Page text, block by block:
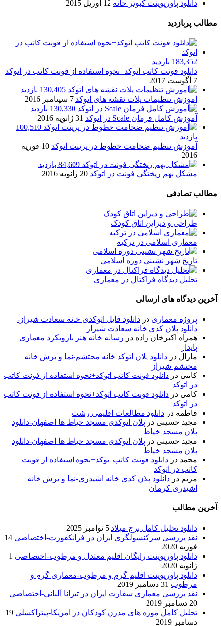
دانلود پاورپوینت کبوتر خانه 12 آوریل 2015
مطالب پربازدید
183,352 بازدید
دانلود فونت کاتب اتوکد+نحوه استفاده از فونت کاتب در اتوکد
7 آگوست 2017
130,405 بازدید
اموزش تنظیمات پلات نقشه های اتوکد 7 سپتامبر 2016
130,330 بازدید
آموزش کامل فرمان Scale در اتوکد
31 ژانویه 2016
100,510
بازدید
آموزش تنظیم ضخامت خطوط در پرینت اتوکد
10 فوریه
2016
84,609 بازدید
مشکل بهم ریختگی فونت در اتوکد 20 ژانویه 2016
مطالب تصادفی
طراحی و دیزاین اتاق کودک
معماری اسلامی در ترکیه
تاریخ شهر نشینی دوره اسلامی
تحلیل دیدگاه فراكتال در معماری
آخرین دیدگاه های ارسالی
پروژه معماری در دانلود فایل اتوکدی خانه سعادت شیراز-
دانلود پلان کدی خانه سعادت شیراز
همراه اکبرخان زاده در رساله خانه هنر بارویکرد معماری
پایدار
مارال در دانلود پلان اتوکد خانه محتشم-نما و برش خانه
محتشم شیراز
کامی در دانلود فونت کاتب اتوکد+نحوه استفاده از فونت کاتب
در اتوکد
کامی در دانلود فونت کاتب اتوکد+نحوه استفاده از فونت کاتب
در اتوکد
فاطمه در دانلود مطالعات اقليمي رشت
مجید حسینی در پلان اتوکدی مسجد خیاط ها اصفهان-دانلود
پلان مسجد خیاط
مجید حسینی در پلان اتوکدی مسجد خیاط ها اصفهان-دانلود
پلان مسجد خیاط
محمد در دانلود فونت کاتب اتوکد+نحوه استفاده از فونت
کاتب در اتوکد
مریم در دانلود پلان کدی خانه اشیدری-نما و برش خانه
اشیدری کرمان
آخرین مطالب
دانلود تحلیل کامل برج میلاد 5 نوامبر 2025
نقد بررسی سرکنسولگری ایران در فرانکفورت-اختصاصی 14
فوریه 2020
دانلود پاورپوینت رایگان اقلیم معتدل و مرطوب-اختصاصی 1
ژانویه 2020
دانلود پاورپوینت اقلیم گرم و مرطوب-معماری گرم و
مرطوب 31 دسامبر 2019
نقد بررسی معماری سفارت ایران در تیرانا آلبانی-اختصاصی
20 دسامبر 2019
تحلیل کامل موزه های مدرن کودکان در امریکا-پیتراکسلی 19
دسامبر 2019